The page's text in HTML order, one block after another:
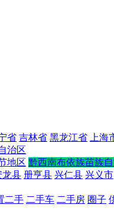
省 吉林省 黑龙江省 上海
治区
地区 黔西南布依族苗族自
龙县 册亨县 兴仁县 兴义市
二手 二手车 二手房 圈子